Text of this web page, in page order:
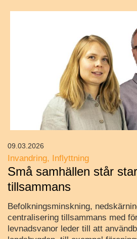
Invandring Inflyttning
Små samhällen står
tillsammans
Befolkningsminskning,
centralisering tillsammans med
levnadsvanor leder till att
09.03.2026